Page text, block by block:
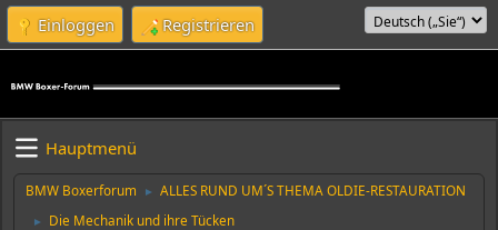
Einloggen Registrieren
Hauptmenü
BMW Boxerforum ► ALLES RUND UM´S THEMA OLDIE-RESTAURATION
► Die Mechanik und ihre Tücken